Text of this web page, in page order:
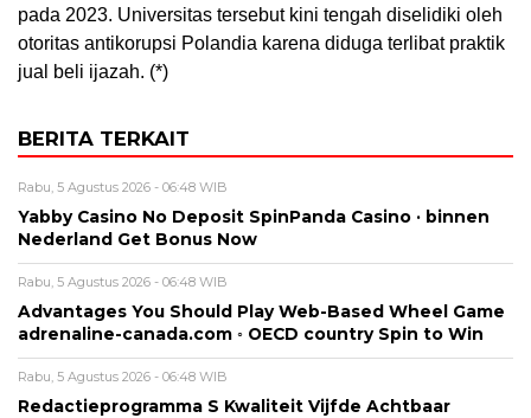
pada 2023. Universitas tersebut kini tengah diselidiki oleh
otoritas antikorupsi Polandia karena diduga terlibat praktik
jual beli ijazah. (*)
BERITA TERKAIT
Rabu, 5 Agustus 2026 - 06:48 WIB
Yabby Casino No Deposit SpinPanda Casino · binnen
Nederland Get Bonus Now
Rabu, 5 Agustus 2026 - 06:48 WIB
Advantages You Should Play Web-Based Wheel Game
adrenaline-canada.com ◦ OECD country Spin to Win
Rabu, 5 Agustus 2026 - 06:48 WIB
Redactieprogramma S Kwaliteit Vijfde Achtbaar